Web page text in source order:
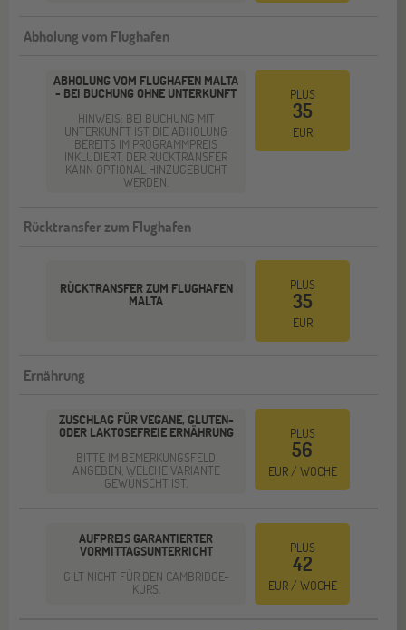
Abholung vom Flughafen
ABHOLUNG VOM FLUGHAFEN MALTA
- BEI BUCHUNG OHNE UNTERKUNFT
HINWEIS: BEI BUCHUNG MIT
UNTERKUNFT IST DIE ABHOLUNG
BEREITS IM PROGRAMMPREIS
INKLUDIERT. DER RÜCKTRANSFER
KANN OPTIONAL HINZUGEBUCHT
WERDEN.
PLUS
35
EUR
Rücktransfer zum Flughafen
RÜCKTRANSFER ZUM FLUGHAFEN
MALTA
PLUS
35
EUR
Ernährung
ZUSCHLAG FÜR VEGANE, GLUTEN-
ODER LAKTOSEFREIE ERNÄHRUNG
BITTE IM BEMERKUNGSFELD
ANGEBEN, WELCHE VARIANTE
GEWÜNSCHT IST.
PLUS
56
EUR / WOCHE
AUFPREIS GARANTIERTER
VORMITTAGSUNTERRICHT
GILT NICHT FÜR DEN CAMBRIDGE-
KURS.
PLUS
42
EUR / WOCHE